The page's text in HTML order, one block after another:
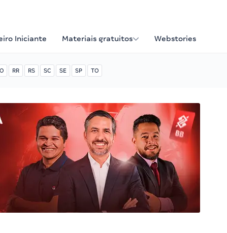
Iniciante Materiais gratuitos Webstories
RR RS SC SE SP TO